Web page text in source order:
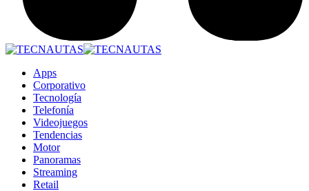
Apps
Corporativo
Tecnología
Telefonía
Videojuegos
Tendencias
Motor
Panoramas
Streaming
Retail